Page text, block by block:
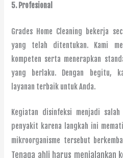
5. Profesional
Grades Home Cleaning bekerja
yang telah ditentukan. Kami
kompeten serta menerapkan
yang berlaku. Dengan begitu,
layanan terbaik untuk Anda.
Kegiatan disinfeksi menjadi
penyakit karena langkah ini
mikroorganisme tersebut
Tenaga ahli harus